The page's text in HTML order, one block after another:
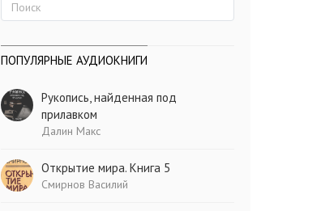
ПОПУЛЯРНЫЕ АУДИОКНИГИ
Рукопись, найденная под
прилавком
Далин Макс
Открытие мира. Книга 5
Смирнов Василий